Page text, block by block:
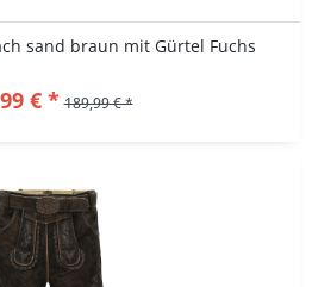
sand braun mit Gürtel Fuchs
€ * 189,99 € *